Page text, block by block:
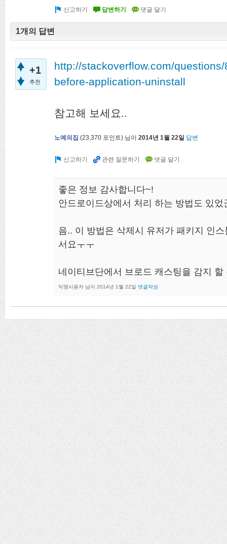
1개의 답변
+1
추천
http://stackoverflow.com/
before-application-uninstall
참고해 보세요..
노예의집 (23,370 포인트) 님이 2014년 1월 22일 답변
좋은 정보 감사합니다~!
안드로이드상에서 처리 하는 방법도 있었
음.. 이 방법은 삭제시 유저가 패키지 인
서요ㅜㅜ
네이티브단에서 브로드 캐스팅을 감지
익명사용자 님이 2014년 1월 22일 댓글작성